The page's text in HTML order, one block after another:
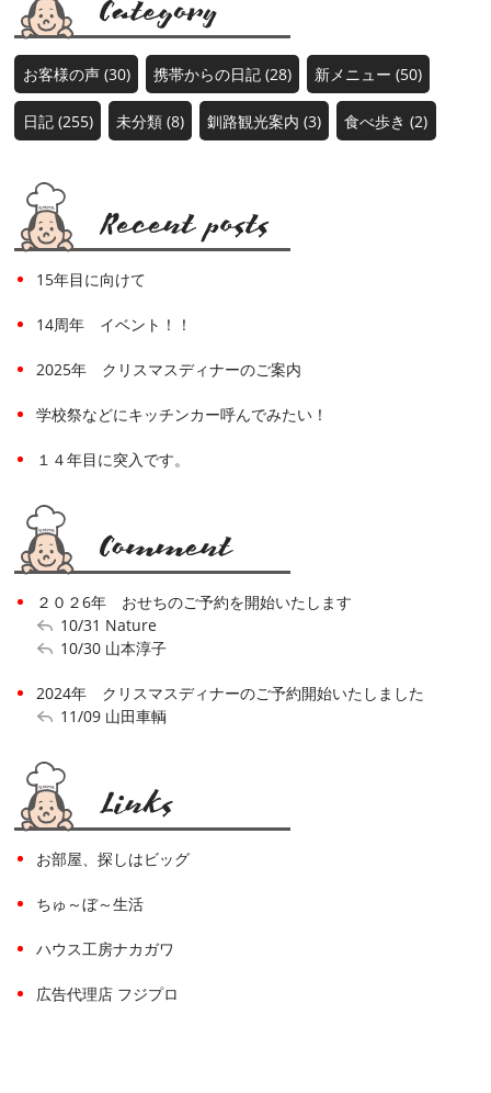
お客様の声 (30) 携帯からの日記 (28) 新メニュー (50)
日記 (255) 未分類 (8) 釧路観光案内 (3) 食べ歩き (2)
15年目に向けて
14周年 イベント！！
2025年 クリスマスディナーのご案内
学校祭などにキッチンカー呼んでみたい！
１４年目に突入です。
２０２6年 おせちのご予約を開始いたします
10/31 Nature
10/30 山本淳子
2024年 クリスマスディナーのご予約開始いたしました
11/09 山田車輌
お部屋、探しはビッグ
ちゅ～ぼ～生活
ハウス工房ナカガワ
広告代理店 フジプロ